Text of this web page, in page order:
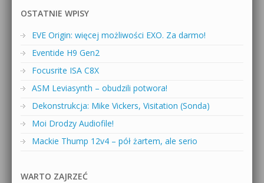
OSTATNIE WPISY
EVE Origin: więcej możliwości EXO. Za darmo!
Eventide H9 Gen2
Focusrite ISA C8X
ASM Leviasynth – obudzili potwora!
Dekonstrukcja: Mike Vickers, Visitation (Sonda)
Moi Drodzy Audiofile!
Mackie Thump 12v4 – pół żartem, ale serio
WARTO ZAJRZEĆ